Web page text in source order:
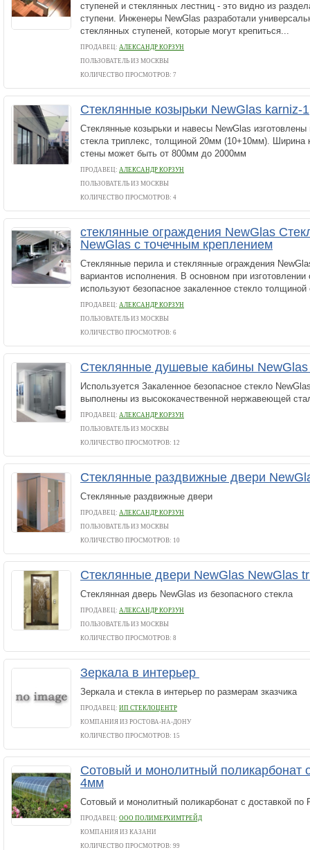
ступеней и стеклянных лестниц - это видно из
ступени. Инженеры NewGlas разработали
стеклянных ступеней, которые могут крепиться...
ПРОДАВЕЦ: АЛЕКСАНДР КОРЗУН
ПОЛЬЗОВАТЕЛЬ ИЗ МОСКВЫ
КОЛИЧЕСТВО ПРОСМОТРОВ: 7
Стеклянные козырьки NewGlas karniz-1
Стеклянные козырьки и навесы NewGlas изготовлены
стекла триплекс, толщиной 20мм (10+10мм). Ширина
стены может быть от 800мм до 2000мм
ПРОДАВЕЦ: АЛЕКСАНДР КОРЗУН
ПОЛЬЗОВАТЕЛЬ ИЗ МОСКВЫ
КОЛИЧЕСТВО ПРОСМОТРОВ: 4
стеклянные ограждения NewGlas
NewGlas с точечным креплением
Стеклянные перила и стеклянные ограждения
вариантов исполнения. В основном при
используют безопасное закаленное стекло
ПРОДАВЕЦ: АЛЕКСАНДР КОРЗУН
ПОЛЬЗОВАТЕЛЬ ИЗ МОСКВЫ
КОЛИЧЕСТВО ПРОСМОТРОВ: 6
Стеклянные душевые кабины
Используется Закаленное безопасное стекло
выполнены из высококачественной нержавеющей
ПРОДАВЕЦ: АЛЕКСАНДР КОРЗУН
ПОЛЬЗОВАТЕЛЬ ИЗ МОСКВЫ
КОЛИЧЕСТВО ПРОСМОТРОВ: 12
Стеклянные раздвижные двери
Стеклянные раздвижные двери
ПРОДАВЕЦ: АЛЕКСАНДР КОРЗУН
ПОЛЬЗОВАТЕЛЬ ИЗ МОСКВЫ
КОЛИЧЕСТВО ПРОСМОТРОВ: 10
Стеклянные двери NewGlas NewGlas
Стеклянная дверь NewGlas из безопасного стекла
ПРОДАВЕЦ: АЛЕКСАНДР КОРЗУН
ПОЛЬЗОВАТЕЛЬ ИЗ МОСКВЫ
КОЛИЧЕСТВО ПРОСМОТРОВ: 8
Зеркала в интерьер
Зеркала и стекла в интерьер по размерам зказчика
ПРОДАВЕЦ: ИП СТЕКЛОЦЕНТР
КОМПАНИЯ ИЗ РОСТОВА-НА-ДОНУ
КОЛИЧЕСТВО ПРОСМОТРОВ: 15
Сотовый и монолитный поликарбонат
4мм
Сотовый и монолитный поликарбонат с доставкой по
ПРОДАВЕЦ: ООО ПОЛИМЕРХИМТРЕЙД
КОМПАНИЯ ИЗ КАЗАНИ
КОЛИЧЕСТВО ПРОСМОТРОВ: 99